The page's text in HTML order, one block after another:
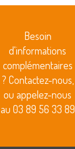
Besoin
d'informations
complémentaires
? Contactez-nous,
ou appelez-nous
au 03 89 56 33 89